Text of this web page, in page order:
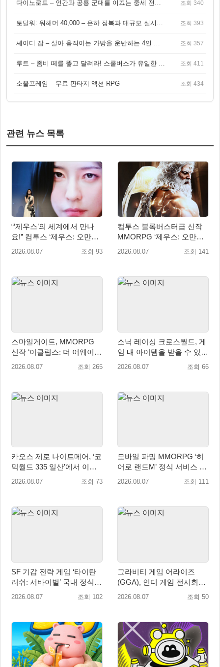
다이노로드 – 인간과 공룡 군대를 이끄는 중세 전략 액션 RPG 조회 340
토탈워: 워해머 40,000 – 은하 정복과 대규모 실시간 전투가 결합된 전략 게임! 조회 393
셰이디 잡 – 살아 움직이는 가방을 운반하는 4인 협동 물리 어드벤처 게임 조회 357
루트 – 좀비 떼를 뚫고 달려라! 스쿨버스가 유일한 집이 되는 4인 협동 생존 게임 조회 411
소울프레임 – 무료 판타지 액션 RPG 조회 434
관련 뉴스 목록
“’제우스’의 세계에서 만나
요!” 컴투스 ‘제우스: 오만의
신’ 쇼케이스 찾은 배우 박지
2026.08.07 조회 93
컴투스 블록버스터급 신작
MMORPG ‘제우스: 오만의
신’, 8월 26일 출시!
2026.08.07 조회 141
스마일게이트, MMORPG
신작 ‘이클립스: 더 어웨이크
닝’ 9월 10일 론칭!
2026.08.07 조회 265
소닉 레이싱 크로스월드, 게
임 내 아이템을 받을 수 있는
‘레전드 대회 라운드 7’ 개최!
2026.08.07 조회 66
카오스 제로 나이트메어, ‘코
믹월드 335 일산’에서 이용
자 소통 예고
2026.08.07 조회 73
모바일 파밍 MMORPG ‘히
어로 랜드M’ 정식 서비스 돌
입
2026.08.07 조회 111
SF 기갑 전략 게임 ‘타이탄
러쉬: 서바이벌’ 국내 정식
출시
2026.08.07 조회 102
그라비티 게임 어라이즈
(GGA), 인디 게임 전시회
‘도쿄 게임 던전 13’ 참가!
2026.08.07 조회 50